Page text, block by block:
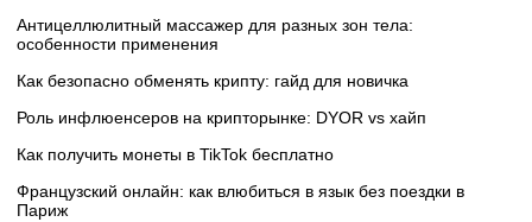
Антицеллюлитный массажер для разных зон тела:
особенности применения
Как безопасно обменять крипту: гайд для новичка
Роль инфлюенсеров на крипторынке: DYOR vs хайп
Как получить монеты в TikTok бесплатно
Французский онлайн: как влюбиться в язык без поездки в
Париж